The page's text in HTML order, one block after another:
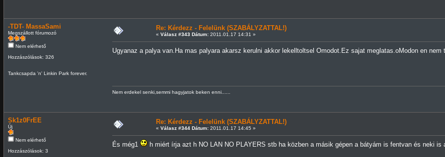
-TDT- MassaSami
Megszállott fórumozó
Nem elérhető
Hozzászólások: 326
Tankcsapda 'n' Linkin Park forever.
Re: Kérdezz - Felelünk (SZABÁLYZATTAL!)
« Válasz #343 Dátum:2011.01.17 14:31 »
Ugyanaz a palya van.Ha mas palyara akarsz kerulni akkor lekelltoltsel Omodot.Ez sajat meglatas.oModon en
Nem erdekel senki,semmi hagyjatok beken enni......
Sk1z0FrEE
Új
Nem elérhető
Hozzászólások: 3
Re: Kérdezz - Felelünk (SZABÁLYZATTAL!)
« Válasz #344 Dátum:2011.01.17 14:45 »
És még1 h miért írja azt h NO LAN NO PLAYERS stb ha közben a másik gépen a bátyám is fentvan és neki is